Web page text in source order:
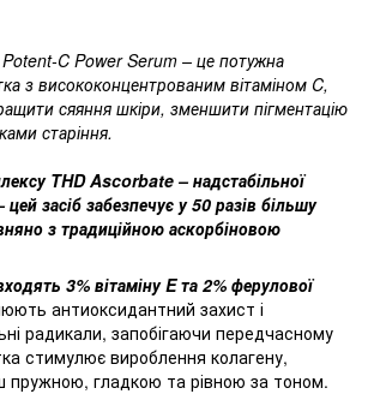
C Power Serum – це потужна
з висококонцентрованим вітаміном C,
сяяння шкіри, зменшити пігментацію
старіння.
THD Ascorbate – надстабільної
засіб забезпечує у 50 разів більшу
з традиційною аскорбіновою
3% вітаміну E та 2% ферулової
антиоксидантний захист і
радикали, запобігаючи передчасному
стимулює вироблення колагену,
пружною, гладкою та рівною за тоном.